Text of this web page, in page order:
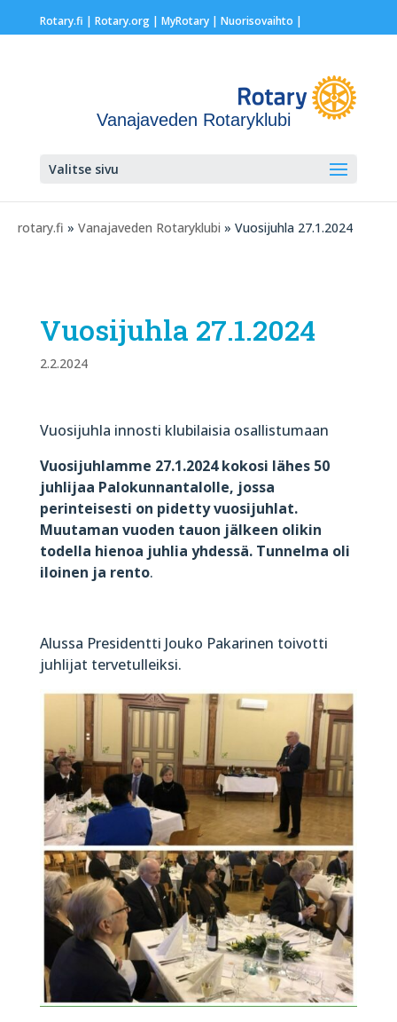
Rotary.fi | Rotary.org| MyRotary | Nuorisovaihto |
Vanajaveden Rotaryklubi
Valitse sivu
rotary.fi » Vanajaveden Rotaryklubi » Vuosijuhla 27.1.2024
Vuosijuhla 27.1.2024
2.2.2024
Vuosijuhla innosti klubilaisia osallistumaan
Vuosijuhlamme 27.1.2024 kokosi lähes 50
juhlijaa Palokunnantalolle, jossa
perinteisesti on pidetty vuosijuhlat.
Muutaman vuoden tauon jälkeen olikin
todella hienoa juhlia yhdessä. Tunnelma oli
iloinen ja rento.
Alussa Presidentti Jouko Pakarinen toivotti
juhlijat tervetulleiksi.